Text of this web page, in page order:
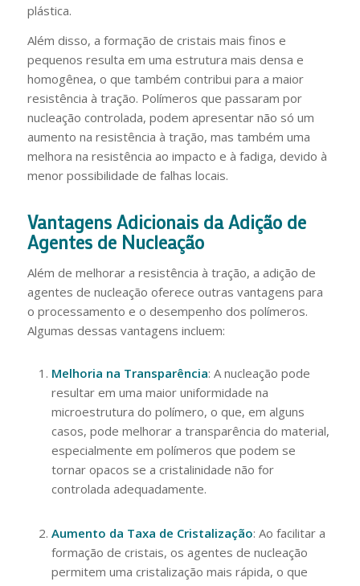
plástica.
Além disso, a formação de cristais mais finos e
pequenos resulta em uma estrutura mais densa e
homogênea, o que também contribui para a maior
resistência à tração. Polímeros que passaram por
nucleação controlada, podem apresentar não só um
aumento na resistência à tração, mas também uma
melhora na resistência ao impacto e à fadiga, devido à
menor possibilidade de falhas locais.
Vantagens Adicionais da Adição de
Agentes de Nucleação
Além de melhorar a resistência à tração, a adição de
agentes de nucleação oferece outras vantagens para
o processamento e o desempenho dos polímeros.
Algumas dessas vantagens incluem:
Melhoria na Transparência: A nucleação pode
resultar em uma maior uniformidade na
microestrutura do polímero, o que, em alguns
casos, pode melhorar a transparência do material,
especialmente em polímeros que podem se
tornar opacos se a cristalinidade não for
controlada adequadamente.
Aumento da Taxa de Cristalização: Ao facilitar a
formação de cristais, os agentes de nucleação
permitem uma cristalização mais rápida, o que